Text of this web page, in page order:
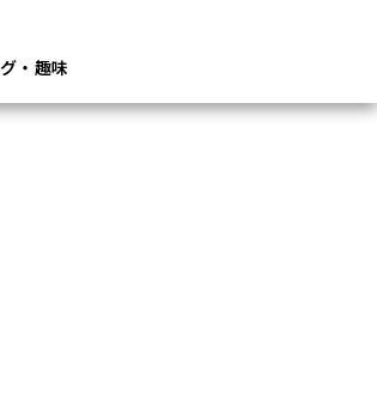
・趣味